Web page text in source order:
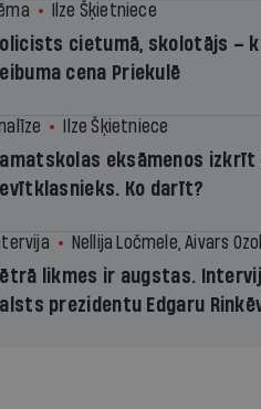
Ilze Šķietniece
cietumā, skolotājs –
cena Priekulē
Ilze Šķietniece
eksāmenos
Ko darīt?
Nellija Ločmele, Aivars
likmes ir augstas.
prezidentu Edgaru